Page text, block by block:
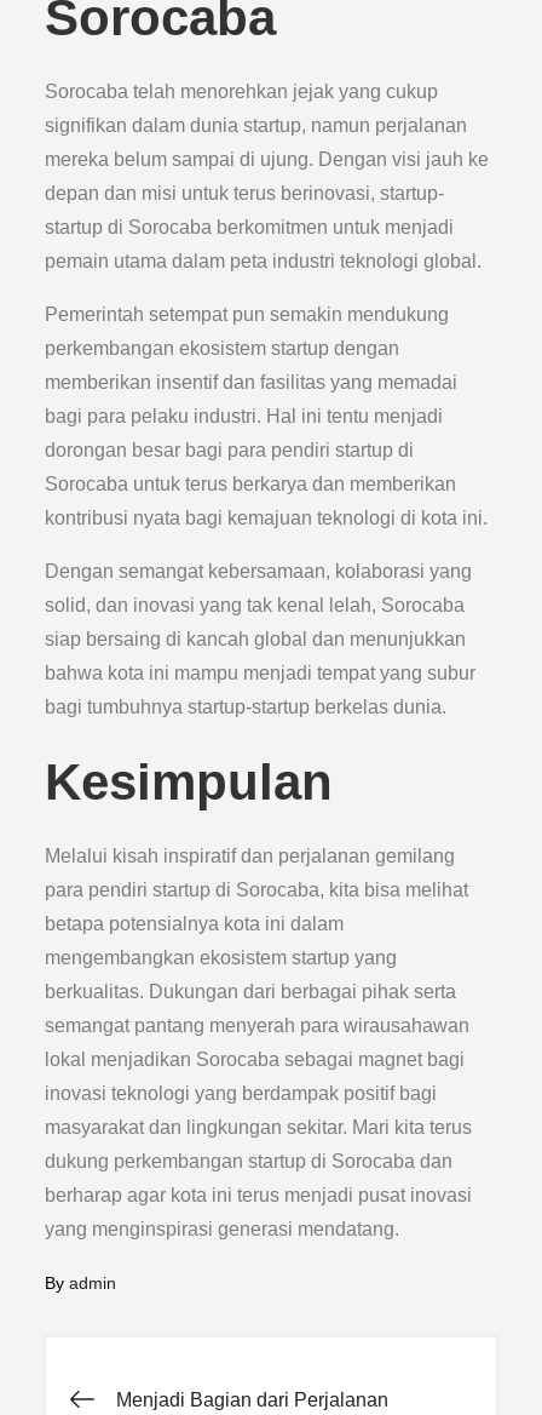
Sorocaba
Sorocaba telah menorehkan jejak yang cukup
signifikan dalam dunia startup, namun perjalanan
mereka belum sampai di ujung. Dengan visi jauh ke
depan dan misi untuk terus berinovasi, startup-
startup di Sorocaba berkomitmen untuk menjadi
pemain utama dalam peta industri teknologi global.
Pemerintah setempat pun semakin mendukung
perkembangan ekosistem startup dengan
memberikan insentif dan fasilitas yang memadai
bagi para pelaku industri. Hal ini tentu menjadi
dorongan besar bagi para pendiri startup di
Sorocaba untuk terus berkarya dan memberikan
kontribusi nyata bagi kemajuan teknologi di kota ini.
Dengan semangat kebersamaan, kolaborasi yang
solid, dan inovasi yang tak kenal lelah, Sorocaba
siap bersaing di kancah global dan menunjukkan
bahwa kota ini mampu menjadi tempat yang subur
bagi tumbuhnya startup-startup berkelas dunia.
Kesimpulan
Melalui kisah inspiratif dan perjalanan gemilang
para pendiri startup di Sorocaba, kita bisa melihat
betapa potensialnya kota ini dalam
mengembangkan ekosistem startup yang
berkualitas. Dukungan dari berbagai pihak serta
semangat pantang menyerah para wirausahawan
lokal menjadikan Sorocaba sebagai magnet bagi
inovasi teknologi yang berdampak positif bagi
masyarakat dan lingkungan sekitar. Mari kita terus
dukung perkembangan startup di Sorocaba dan
berharap agar kota ini terus menjadi pusat inovasi
yang menginspirasi generasi mendatang.
Byadmin
Post
Menjadi Bagian dari Perjalanan